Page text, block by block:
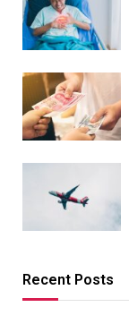
Recent Posts